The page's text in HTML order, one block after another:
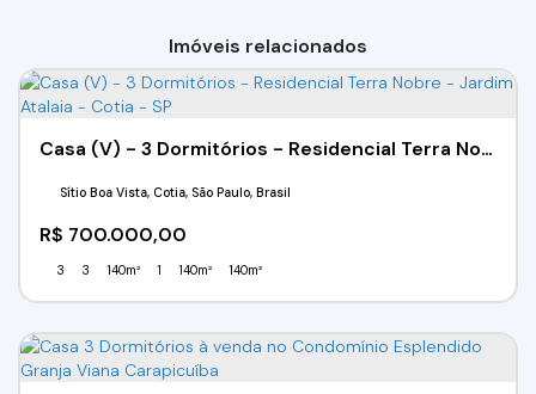
Imóveis relacionados
Casa (V) - 3 Dormitórios - Residencial Terra Nobre - Jardim Atalaia - Cotia - SP
R$ 700.000,00
Sítio Boa Vista, Cotia, São Paulo, Brasil
3 3 140m² 1 140m² 140m²